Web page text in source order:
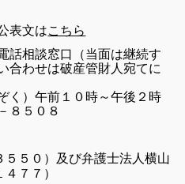
表文はこちら
話相談窓口（当面は継続す
合わせは破産管財人宛てに
）午前１０時～午後２時
８５０８
５０）及び弁護士法人横山
７７）